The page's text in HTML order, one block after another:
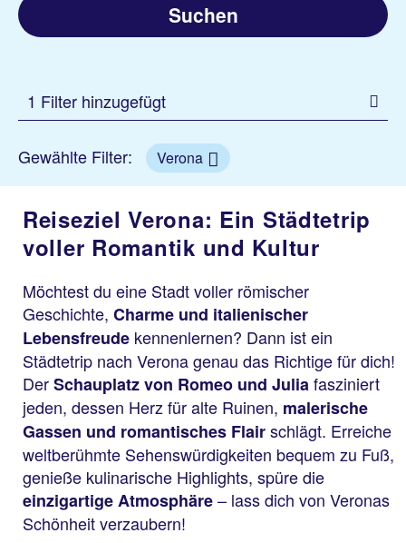
Suchen
1 Filter hinzugefügt
Gewählte Filter: Verona
Reiseziel Verona: Ein Städtetrip
voller Romantik und Kultur
Möchtest du eine Stadt voller römischer
Geschichte, Charme und italienischer
Lebensfreude kennenlernen? Dann ist ein
Städtetrip nach Verona genau das Richtige für dich!
DerSchauplatz von Romeo und Juliafasziniert
jeden, dessen Herz für alte Ruinen, malerische
Gassen und romantisches Flairschlägt. Erreiche
weltberühmte Sehenswürdigkeiten bequem zu Fuß,
genieße kulinarische Highlights, spüre die
einzigartige Atmosphäre– lass dich von Veronas
Schönheit verzaubern!